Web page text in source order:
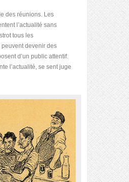
des réunions. Les
l’actualité sans
tous les
devenir des
d’un public attentif.
l’actualité, se sent juge